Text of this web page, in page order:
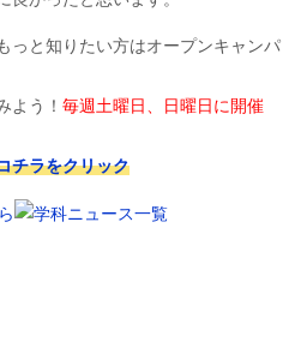
っと知りたい方はオープンキャンパ
よう！毎週土曜日、日曜日に開催
チラをクリック